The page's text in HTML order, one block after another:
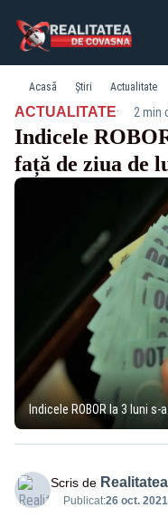
Acasă Știri Actualitate
ACTUALITATE· 2 min
Indicele
față de ziua de
Indicele ROBOR la 3 luni
Scris de
Publicat:26 oct.